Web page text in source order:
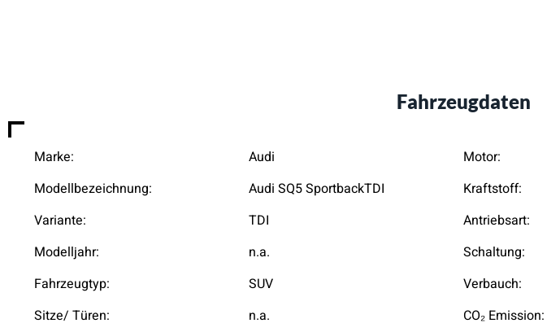
Fahrzeugdaten
Marke:
Modellbezeichnung:
Variante:
Modelljahr:
Fahrzeugtyp:
Sitze/ Türen:
Audi
Audi SQ5 SportbackTDI
TDI
n.a.
SUV
n.a.
Motor:
Kraftstoff:
Antriebsart:
Schaltung:
Verbauch:
CO₂ Emission: